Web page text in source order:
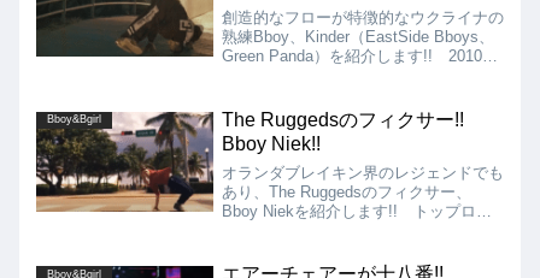
創造的なフローが特徴的なウクライナの
熟練Bboy、Kinder（EastSide Bboys、
Green Panda）を紹介します!! 2010年
プレベルの実力を持つCrewであるGreen
Pandaのメンバーとして、ブレイキンシ
ーンの最前線で戦うベテランのBboyで
す!!
Bboy&Bgirl
The Ruggedsのフィクサー!!
Bboy Niek!!
オランダブレイキン界のレジェンドでも
あり、The Ruggedsのフィクサー、
Bboy Niekを紹介します!! トップロッ
え、アクロバットまでもを、高次元で使
Bboy&Bgirl